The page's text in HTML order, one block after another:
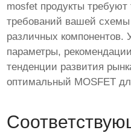
mosfet продукты требуют
требований вашей схемы
различных компонентов.
параметры,
тенденции развития
оптимальный MOSFET